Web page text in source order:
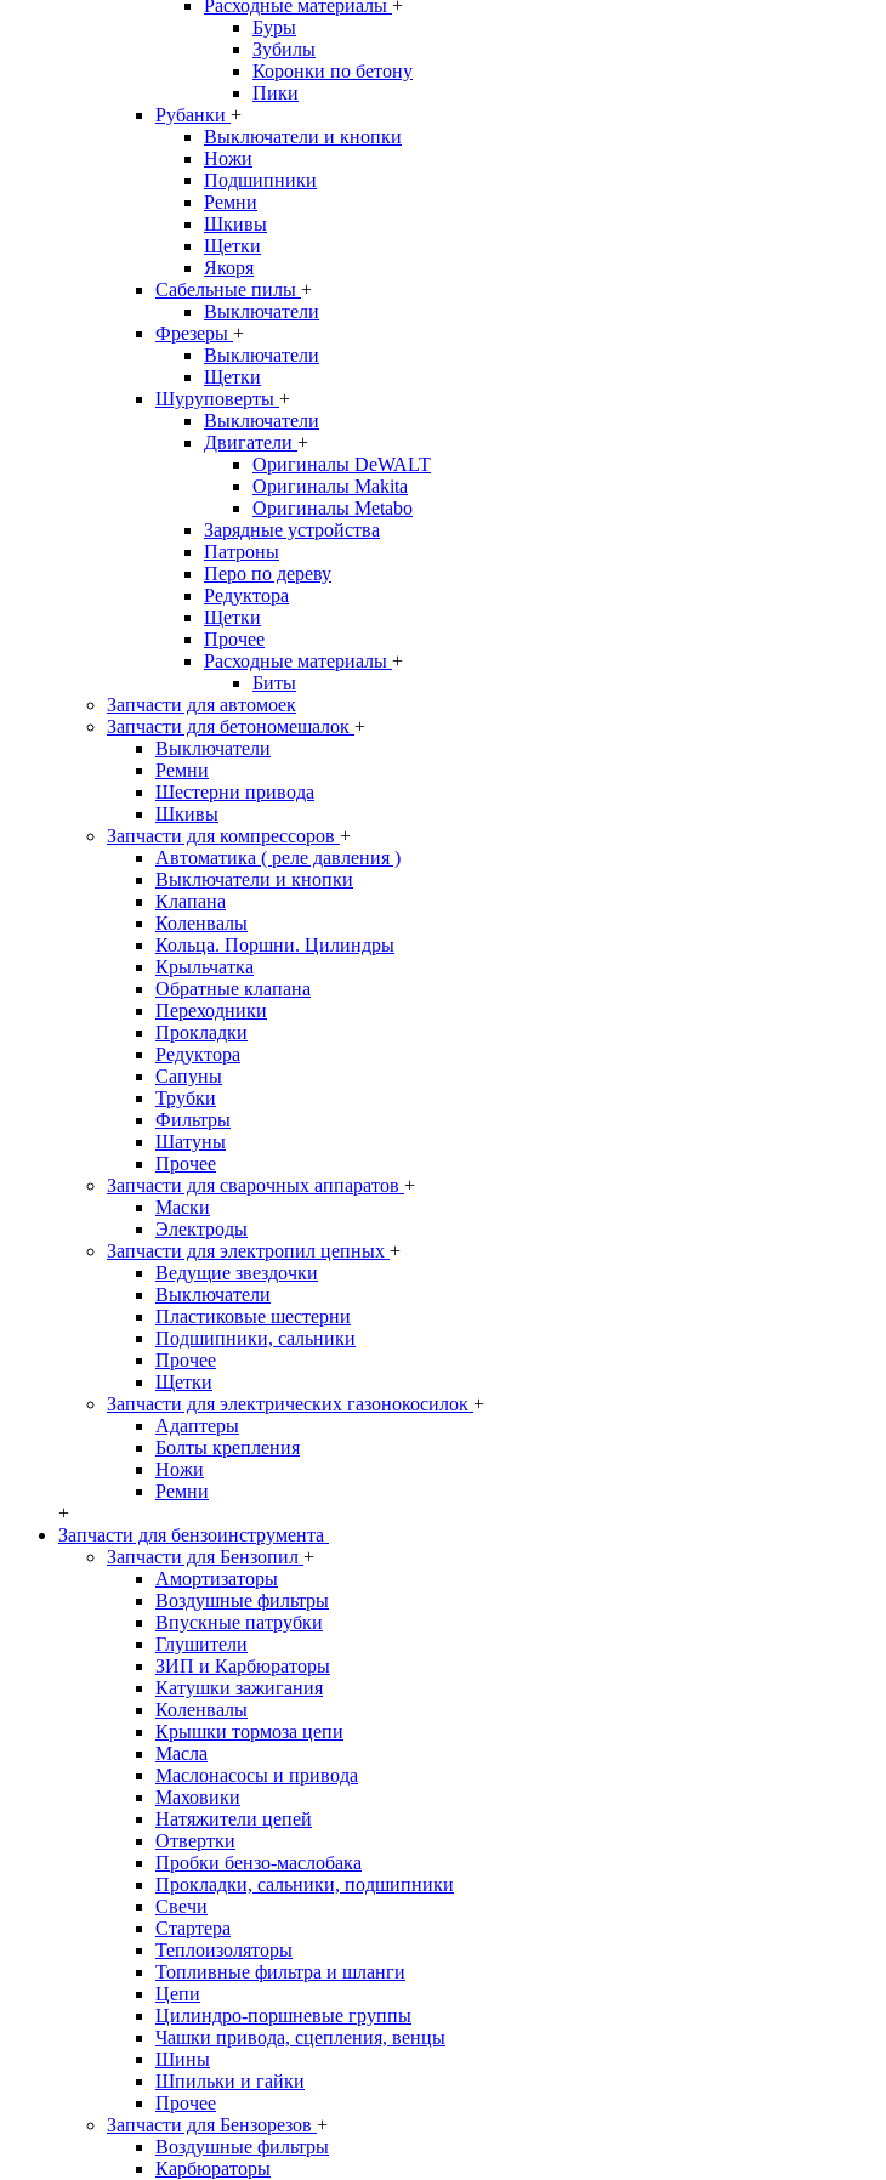
Расходные материалы +
Буры
Зубилы
Коронки по бетону
Пики
Рубанки +
Выключатели и кнопки
Ножи
Подшипники
Ремни
Шкивы
Щетки
Якоря
Сабельные пилы +
Выключатели
Фрезеры +
Выключатели
Щетки
Шуруповерты +
Выключатели
Двигатели +
Оригиналы DeWALT
Оригиналы Makita
Оригиналы Metabo
Зарядные устройства
Патроны
Перо по дереву
Редуктора
Щетки
Прочее
Расходные материалы +
Биты
Запчасти для автомоек
Запчасти для бетономешалок +
Выключатели
Ремни
Шестерни привода
Шкивы
Запчасти для компрессоров +
Автоматика ( реле давления )
Выключатели и кнопки
Клапана
Коленвалы
Кольца. Поршни. Цилиндры
Крыльчатка
Обратные клапана
Переходники
Прокладки
Редуктора
Сапуны
Трубки
Фильтры
Шатуны
Прочее
Запчасти для сварочных аппаратов +
Маски
Электроды
Запчасти для электропил цепных +
Ведущие звездочки
Выключатели
Пластиковые шестерни
Подшипники, сальники
Прочее
Щетки
Запчасти для электрических газонокосилок +
Адаптеры
Болты крепления
Ножи
Ремни
+
Запчасти для бензоинструмента
Запчасти для Бензопил +
Амортизаторы
Воздушные фильтры
Впускные патрубки
Глушители
ЗИП и Карбюраторы
Катушки зажигания
Коленвалы
Крышки тормоза цепи
Масла
Маслонасосы и привода
Маховики
Натяжители цепей
Отвертки
Пробки бензо-маслобака
Прокладки, сальники, подшипники
Свечи
Стартера
Теплоизоляторы
Топливные фильтра и шланги
Цепи
Цилиндро-поршневые группы
Чашки привода, сцепления, венцы
Шины
Шпильки и гайки
Прочее
Запчасти для Бензорезов +
Воздушные фильтры
Карбюраторы